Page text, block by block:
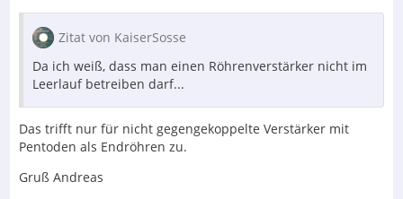
Zitat von KaiserSosse
Da ich weiß, dass man einen Röhrenverstärker nicht im
Leerlauf betreiben darf...
Das trifft nur für nicht gegengekoppelte Verstärker mit
Pentoden als Endröhren zu.
Gruß Andreas